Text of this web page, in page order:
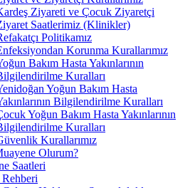
Ziyareti ve Çocuk Ziyaretçi
Saatlerimiz (Klinikler)
Politikamız
Korunma Kurallarımız
Bakım Hasta Yakınlarının
Kuralları
Yoğun Bakım Hasta
Bilgilendirilme Kuralları
Yoğun Bakım Hasta Yakınlarının
Kuralları
Kurallarımız
Olurum?
Saatleri